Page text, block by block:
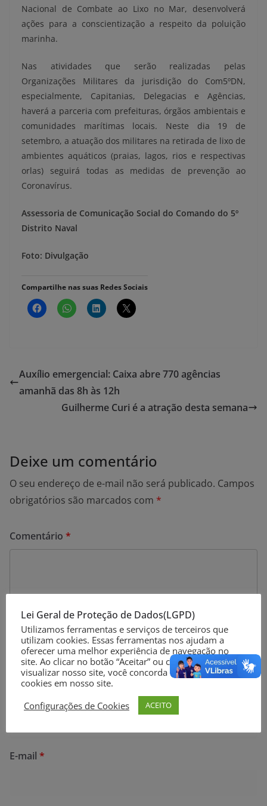
Nacional de Combate ao Lixo no Mar, desenvolverá
ações para a conscientização a respeito da poluição
marinha.
Nas atividades que serão realizadas pelas
Organizações Militares da jurisdição do Com5ºDN,
especialmente, Capitanias, Delegacias e Agências,
haverá a parceria com prefeituras, órgãos ambientais e
comunidades marítimas locais. Neste dia 19 de
setembro, a atuação dos militares na retirada de lixo de
ambientes aquáticos (praias, lagos, rios e respectivas
orlas) seguirá todas as medidas de prevenção ao
Coronavírus.
Assessoria de Comunicação Social do Comando do 5º
Distrito Naval
Foto: Divulgação
Compartilhe nas suas Redes Sociais
Auxílio emergencial: Caixa abre 770 agências
amanhã das 8h às 12h
Guilherme Curi é a atração desta semana
Deixe um comentário
O seu endereço de e-mail não será publicado. Campos
obrigatórios são marcados com *
Comentário *
E-mail *
Lei Geral de Proteção de Dados(LGPD)
Utilizamos ferramentas e serviços de terceiros que
utilizam cookies. Essas ferramentas nos ajudam a
oferecer uma melhor experiência de navegação no
site. Ao clicar no botão “Aceitar” ou continuar a
visualizar nosso site, você concorda com o uso de
cookies em nosso site.
Configurações de Cookies
ACEITO